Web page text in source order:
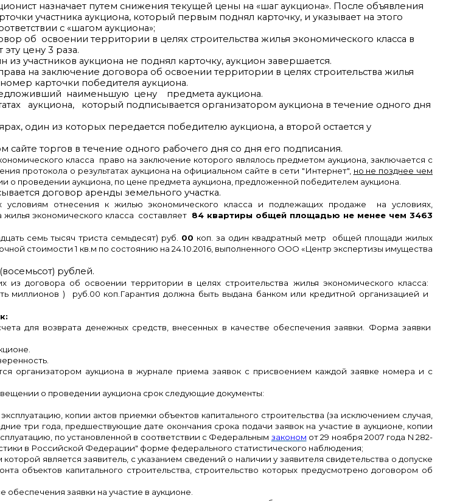
назначает путем снижения текущей цены на «шаг аукциона». После объявления
участника аукциона, который первым поднял карточку, и указывает на этого
с «шагом аукциона»;
об освоении территории в целях строительства жилья экономического класса в
цену 3 раза.
участников аукциона не поднял карточку, аукцион завершается.
на заключение договора об освоении территории в целях строительства жилья
карточки победителя аукциона.
наименьшую цену предмета аукциона.
аукциона, который подписывается организатором аукциона в течение одного дня
один из которых передается победителю аукциона, а второй остается у
торгов в течение одного рабочего дня со дня его подписания.
класса право на заключение которого являлось предметом аукциона, заключается с
протокола о результатах аукциона на официальном сайте в сети "Интернет", но не позднее чем
о проведении аукциона, по цене предмета аукциона, предложенной победителем аукциона.
договор аренды земельного участка.
условиям отнесения к жилью экономического класса и подлежащих продаже на условиях,
экономического класса составляет 84 квартиры общей площадью не менее чем 3463
семь тысяч триста семьдесят) руб. 00 коп. за один квадратный метр общей площади жилых
стоимости 1 кв.м по состоянию на 24.10.2016, выполненного ООО «Центр экспертизы имущества
(восемьсот) рублей.
из договора об освоении территории в целях строительства жилья экономического класса:
миллионов ) руб.00 коп. Гарантия должна быть выдана банком или кредитной организацией и
для возврата денежных средств, внесенных в качестве обеспечения заявки. Форма заявки
организатором аукциона в журнале приема заявок с присвоением каждой заявке номера и с
о проведении аукциона срок следующие документы:
копии актов приемки объектов капитального строительства (за исключением случая,
три года, предшествующие дате окончания срока подачи заявок на участие в аукционе, копии
по установленной в соответствии с Федеральным законом от 29 ноября 2007 года N 282-
в Российской Федерации" форме федерального статистического наблюдения;
является заявитель, с указанием сведений о наличии у заявителя свидетельства о допуске
объектов капитального строительства, строительство которых предусмотрено договором об
обеспечения заявки на участие в аукционе.